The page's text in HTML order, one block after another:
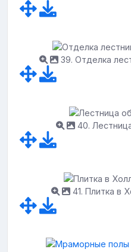
39. Отделка
40.
41. Плитка в